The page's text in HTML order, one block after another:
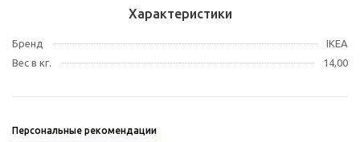
Характеристики
Бренд
IKEA
Вес в кг.
14,00
Персональные рекомендации